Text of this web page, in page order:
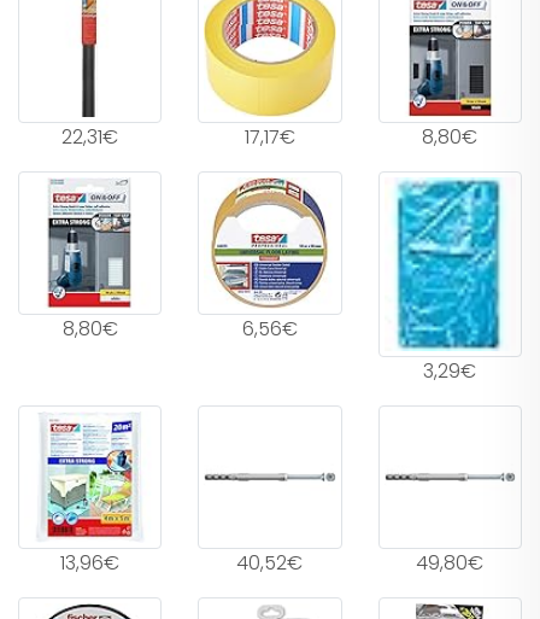
22,31€ 17,17€ 8,80€
8,80€
6,56€
3,29€
13,96€ 40,52€ 49,80€